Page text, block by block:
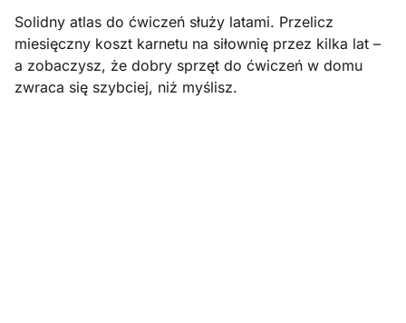
Solidny atlas do ćwiczeń służy latami. Przelicz
miesięczny koszt karnetu na siłownię przez kilka lat –
a zobaczysz, że dobry sprzęt do ćwiczeń w domu
zwraca się szybciej, niż myślisz.